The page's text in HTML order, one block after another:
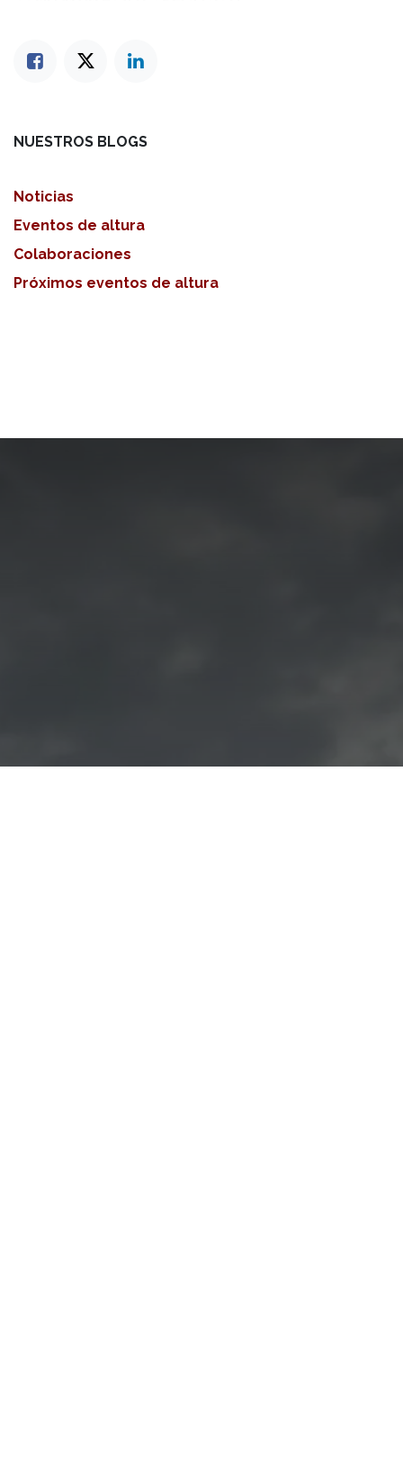
NUESTROS BLOGS
Noticias
Eventos de altura
Colaboraciones
Próximos eventos de altura